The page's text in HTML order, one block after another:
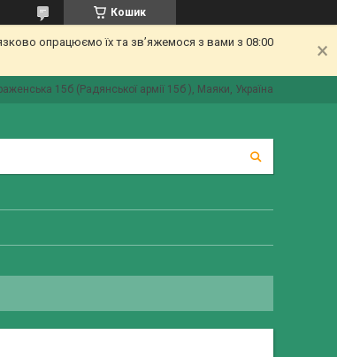
Кошик
опрацюємо їх та зв’яжемося з вами з 08:00
15б (Радянської армії 15б ), Маяки, Україна